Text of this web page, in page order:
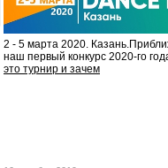
2 - 5 марта 2020.
наш первый конкурс 2020-го
это турнир и зачем